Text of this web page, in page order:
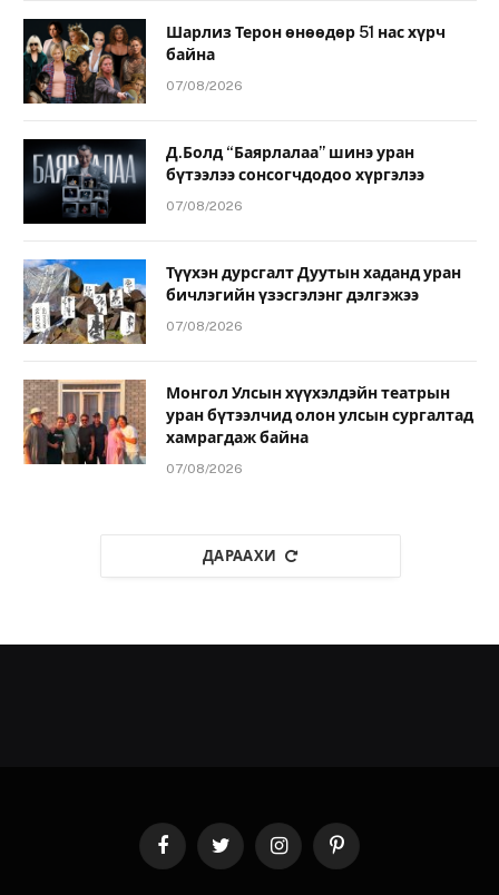
Шарлиз Терон өнөөдөр 51 нас хүрч
байна
07/08/2026
Д.Болд “Баярлалаа” шинэ уран
бүтээлээ сонсогчдодоо хүргэлээ
07/08/2026
Түүхэн дурсгалт Дуутын хаданд уран
бичлэгийн үзэсгэлэнг дэлгэжээ
07/08/2026
Монгол Улсын хүүхэлдэйн театрын
уран бүтээлчид олон улсын сургалтад
хамрагдаж байна
07/08/2026
ДАРААХИ
FacebookTwitter InstagramPinterest